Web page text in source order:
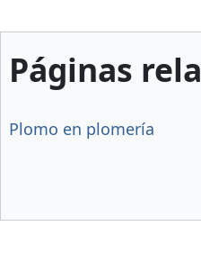
Páginas
Plomo en plomería